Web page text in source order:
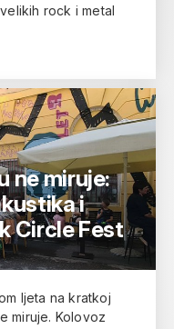
rock i metal
ne miruje:
i
Circle Fest
ljeta na kratkoj
miruje. Kolovoz